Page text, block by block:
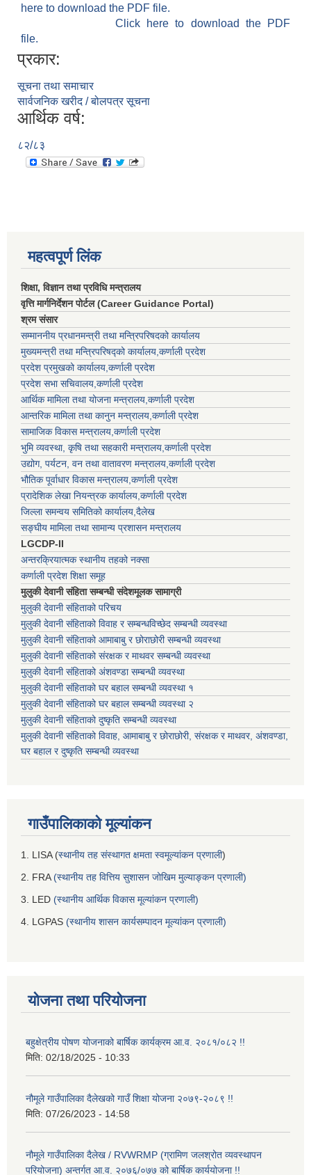
here to download the PDF file.
Click here to download the PDF
file.
प्रकार:
सूचना तथा समाचार
सार्वजनिक खरीद / बोलपत्र सूचना
आर्थिक वर्ष:
८२/८३
महत्वपूर्ण लिंक
शिक्षा, विज्ञान तथा प्रविधि मन्त्रालय
वृत्ति मार्गनिर्देशन पोर्टल (Career Guidance Portal)
श्रम संसार
सम्माननीय प्रधानमन्त्री तथा मन्त्रिपरिषद‌को कार्यालय
मुख्यमन्त्री तथा मन्त्रिपरिषद्को कार्यालय,कर्णाली प्रदेश
प्रदेश प्रमुखको कार्यालय,कर्णाली प्रदेश
प्रदेश सभा सचिवालय,कर्णाली प्रदेश
आर्थिक मामिला तथा योजना मन्त्रालय,कर्णाली प्रदेश
आन्तरिक मामिला तथा कानुन मन्त्रालय,कर्णाली प्रदेश
सामाजिक विकास मन्त्रालय,कर्णाली प्रदेश
भुमि व्यवस्था, कृषि तथा सहकारी मन्त्रालय,कर्णाली प्रदेश
उद्योग, पर्यटन, वन तथा वातावरण मन्त्रालय,कर्णाली प्रदेश
भौतिक पूर्वाधार विकास मन्त्रालय,कर्णाली प्रदेश
प्रादेशिक लेखा नियन्त्रक कार्यालय,कर्णाली प्रदेश
जिल्ला समन्वय समितिको कार्यालय,दैलेख
सङ्घीय मामिला तथा सामान्य प्रशासन मन्त्रालय
LGCDP-II
अन्तरक्रियात्मक स्थानीय तहको नक्सा
कर्णाली प्रदेश शिक्षा समूह
मुलुकी देवानी संहिता सम्बन्धी संदेशमूलक सामाग्री
मुलुकी देवानी संहिताको परिचय
मुलुकी देवानी संहिताको विवाह र सम्बन्धविच्छेद सम्बन्धी व्यवस्था
मुलुकी देवानी संहिताको आमाबाबु र छोराछोरी सम्बन्धी व्यवस्था
मुलुकी देवानी संहिताको संरक्षक र माथवर सम्बन्धी व्यवस्था
मुलुकी देवानी संहिताको अंशवण्डा सम्बन्धी व्यवस्था
मुलुकी देवानी संहिताको घर बहाल सम्बन्धी व्यवस्था १
मुलुकी देवानी संहिताको घर बहाल सम्बन्धी व्यवस्था २
मुलुकी देवानी संहिताको दुष्कृति सम्बन्धी व्यवस्था
मुलुकी देवानी संहिताको विवाह, आमाबाबु र छोराछोरी, संरक्षक र माथवर, अंशवण्डा,
घर बहाल र दुष्कृति सम्बन्धी व्यवस्था
गाउँपालिकाको मूल्यांकन
1. LISA (स्थानीय तह संस्थागत क्षमता स्वमूल्यांकन प्रणाली)
2. FRA(स्थानीय तह वित्तिय सुशासन जोखिम मुल्याङ्कन प्रणाली)
3. LED (स्थानीय आर्थिक विकास मूल्यांकन प्रणाली)
4. LGPAS (स्थानीय शासन कार्यसम्पादन मूल्यांकन प्रणाली)
योजना तथा परियोजना
बहुक्षेत्रीय पोषण योजनाको बार्षिक कार्यक्रम आ.व. २०८१/०८२ !!
मिति: 02/18/2025 - 10:33
नौमूले गाउँपालिका दैलेखको गाउँ शिक्षा योजना २०७९-२०८९ !!
मिति: 07/26/2023 - 14:58
नौमूले गाउँपालिका दैलेख / RVWRMP (ग्रामिण जलश्रोत व्यवस्थापन
परियोजना) अन्तर्गत आ.व. २०७६/०७७ को बार्षिक कार्ययोजना !!